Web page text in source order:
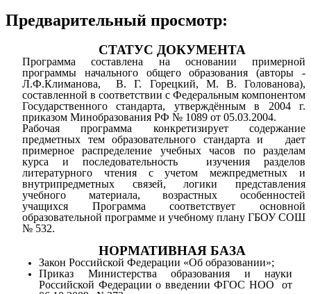
Предварительный просмотр:
СТАТУС ДОКУМЕНТА
Программа составлена на основании примерной
программы начального общего образования (авторы -
Л.Ф.Климанова,В. Г. Горецкий, М. В. Голованова),
составленной в соответствии с Федеральным компонентом
Государственного стандарта, утверждённым в 2004 г.
приказом Минобразования РФ № 1089 от 05.03.2004.
Рабочая программа конкретизирует содержание
предметных тем образовательного стандарта и дает
примерное распределение учебных часов по разделам
курса и последовательность изучения разделов
литературного чтения с учетом межпредметных и
внутрипредметных связей, логики представления
учебного материала, возрастных особенностей
учащихся Программа соответствует основной
образовательной программе и учебному плану ГБОУ СОШ
№ 532.
НОРМАТИВНАЯ БАЗА
Закон Российской Федерации «Об образовании»;
Приказ Министерства образования и науки
Российской Федерации о введении ФГОС НОО от